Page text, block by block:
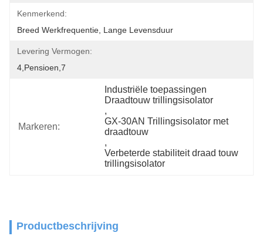
Kenmerkend:
Breed Werkfrequentie, Lange Levensduur
Levering Vermogen:
4,pensioen,7
Markeren:
Industriële toepassingen
Draadtouw trillingsisolator
,
GX-30AN Trillingsisolator met
draadtouw
,
Verbeterde stabiliteit draad touw
trillingsisolator
Productbeschrijving